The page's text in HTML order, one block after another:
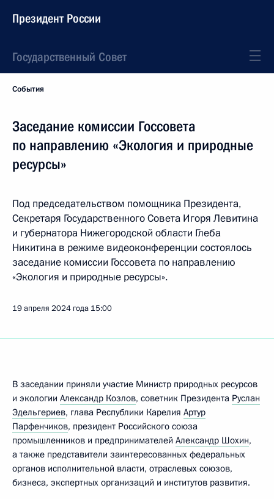
Президент России
Государственный Совет
События
Заседание комиссии Госсовета
по направлению «Экология и природные
ресурсы»
Под председательством помощника Президента,
Секретаря Государственного Совета Игоря Левитина
и губернатора Нижегородской области Глеба
Никитина в режиме видеоконференции состоялось
заседание комиссии Госсовета по направлению
«Экология и природные ресурсы».
19 апреля 2024 года 15:00
В заседании приняли участие Министр природных ресурсов
и экологии Александр Козлов, советник Президента Руслан
Эдельгериев, глава Республики Карелия Артур
Парфенчиков, президент Российского союза
промышленников и предпринимателей Александр Шохин,
а также представители заинтересованных федеральных
органов исполнительной власти, отраслевых союзов,
бизнеса, экспертных организаций и институтов развития.